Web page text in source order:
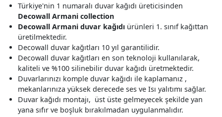
Türkiye'nin 1 numaralı duvar kağıdı üreticisinden
Decowall Armani collection
Decowall Armani duvar kağıdı ürünleri 1. sınıf kağıttan
üretilmektedir.
Decowall duvar kağıtları 10 yıl garantilidir.
Decowall duvar kağıtları en son teknoloji kullanılarak,
kaliteli ve %100 silinebilir duvar kağıdı üretmektedir.
Duvarlarınızı komple duvar kağıdı ile kaplamanız ,
mekanlarınıza yüksek derecede ses ve Isı yalıtımı sağlar.
Duvar kağıdı montajı, üst üste gelmeyecek şekilde yan
yana sıfır ve boşluk bırakılmadan uygulanmalıdır.